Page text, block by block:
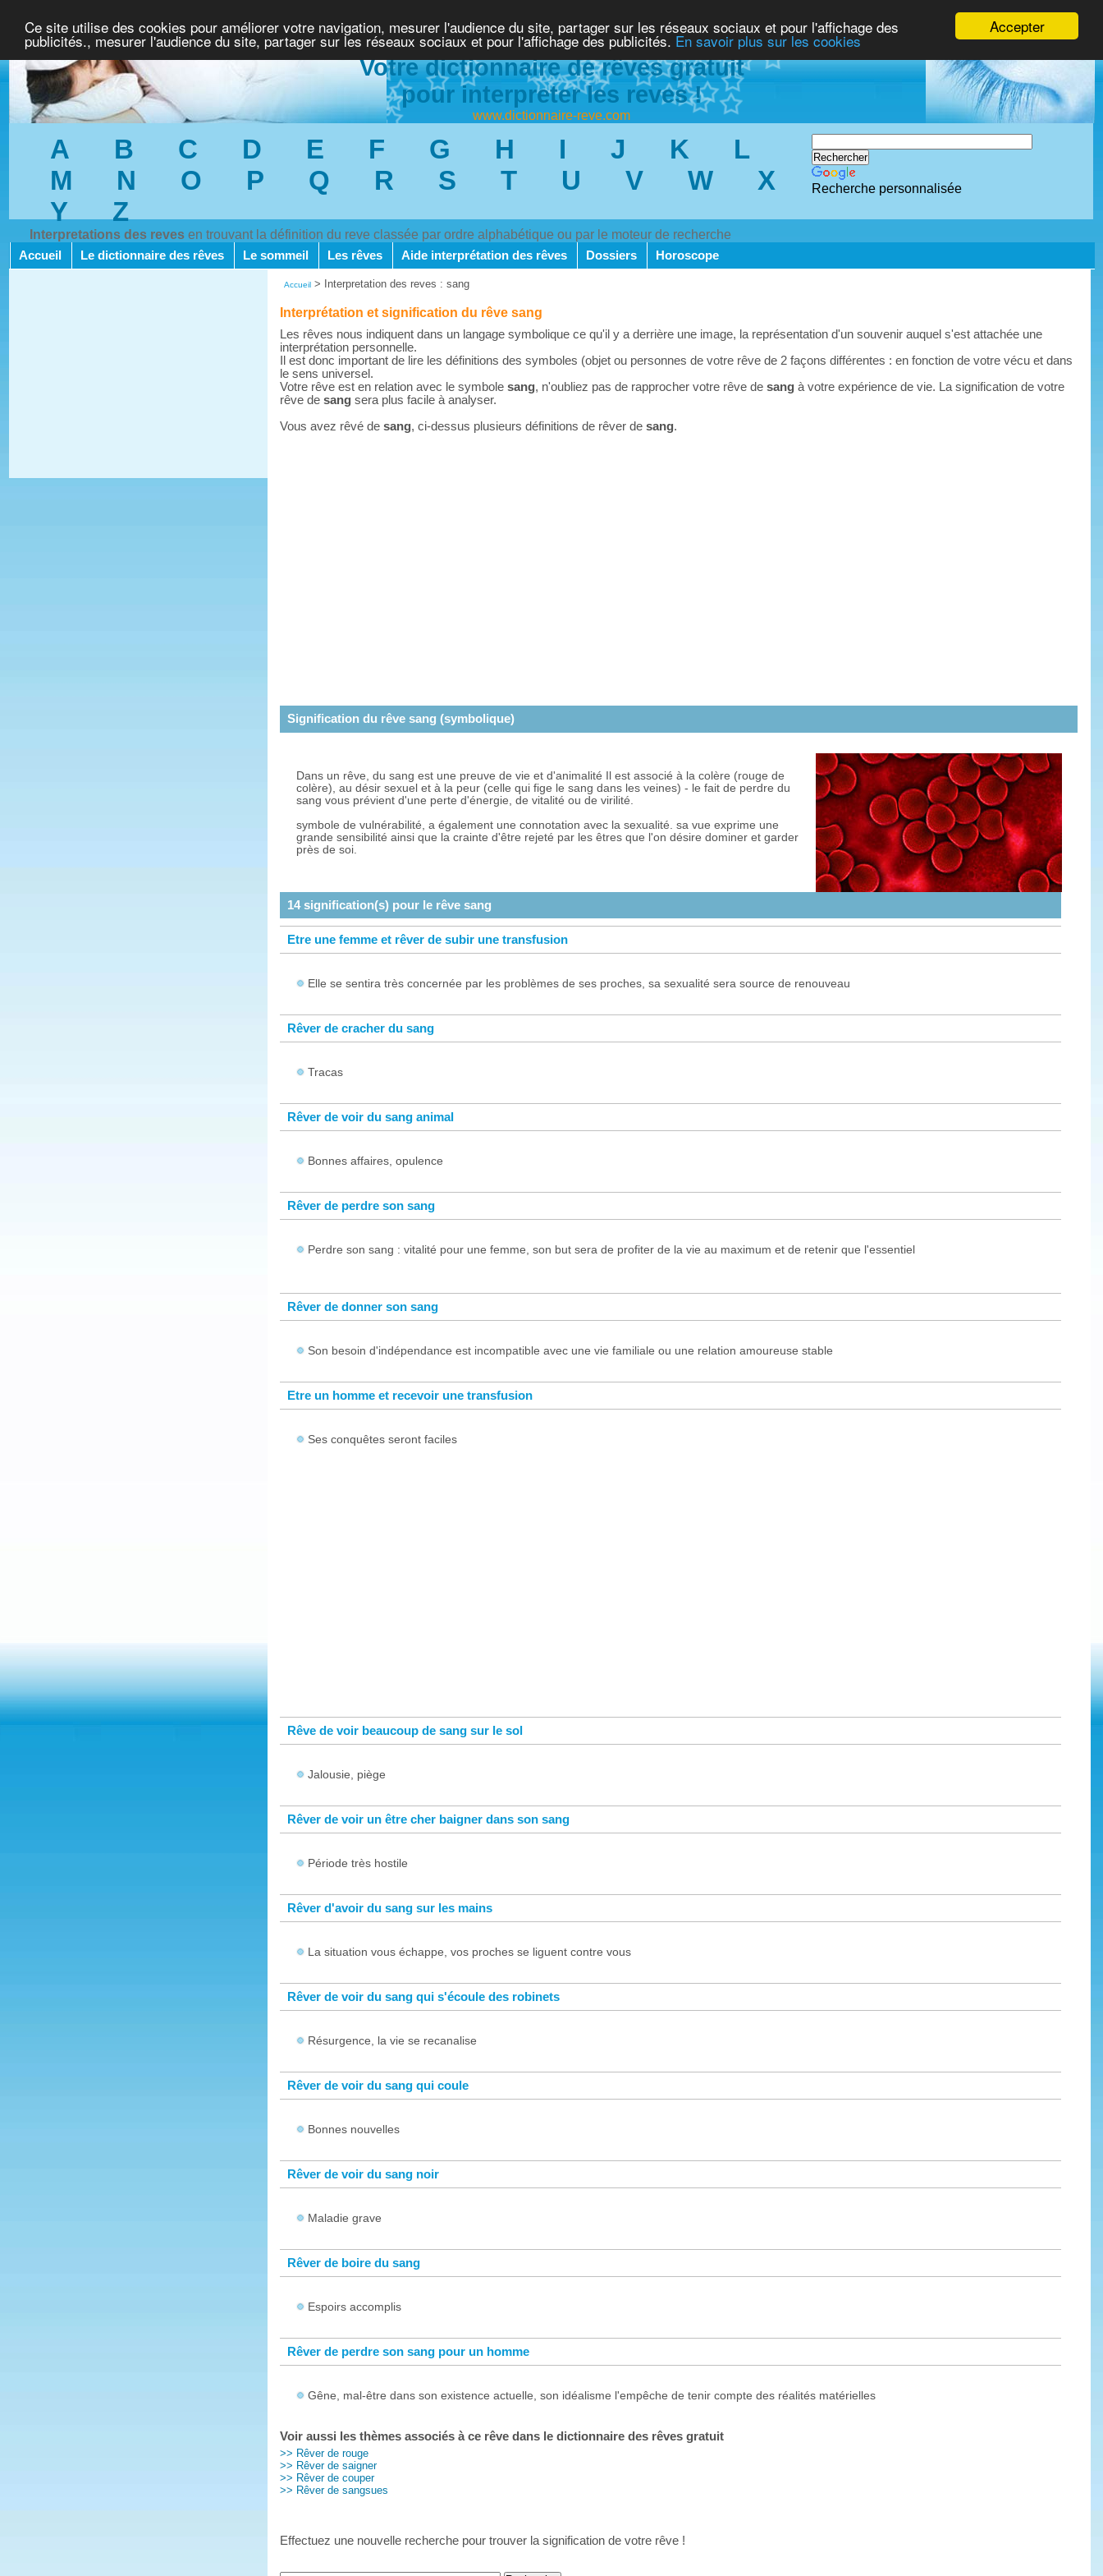
Accepter
Ce site utilise des cookies pour améliorer votre navigation, mesurer l'audience du site, partager sur les réseaux sociaux et pour l'affichage des
publicités., mesurer l'audience du site, partager sur les réseaux sociaux et pour l'affichage des publicités. En savoir plus sur les cookies
Votre dictionnaire de rêves gratuit
pour interpreter les reves !
www.dictionnaire-reve.com
A B C D E F G H I J K
L
M
N O P Q R S T U V W
X
Y
Z
Interpretations des reves en trouvant la définition du reve classée par ordre alphabétique ou par le moteur de recherche
Recherche personnalisée
Accueil Le dictionnaire des rêves Le sommeil Les rêves Aide interprétation des rêves Dossiers Horoscope
Accueil > Interpretation des reves : sang
Interprétation et signification du rêve sang
Les rêves nous indiquent dans un langage symbolique ce qu'il y a derrière une image, la représentation d'un souvenir auquel s'est attachée une
interprétation personnelle.
Il est donc important de lire les définitions des symboles (objet ou personnes de votre rêve de 2 façons différentes : en fonction de votre vécu et dans
le sens universel.
Votre rêve est en relation avec le symbolesang, n'oubliez pas de rapprocher votre rêve desang à votre expérience de vie. La signification de votre
rêve desang sera plus facile à analyser.
Vous avez rêvé desang, ci-dessus plusieurs définitions de rêver desang.
Signification du rêve sang (symbolique)
Dans un rêve, du sang est une preuve de vie et d'animalité Il est associé à la colère (rouge de
colère), au désir sexuel et à la peur (celle qui fige le sang dans les veines) - le fait de perdre du
sang vous prévient d'une perte d'énergie, de vitalité ou de virilité.
symbole de vulnérabilité, a également une connotation avec la sexualité. sa vue exprime une
grande sensibilité ainsi que la crainte d'être rejeté par les êtres que l'on désire dominer et garder
près de soi.
14signification(s) pour le rêve sang
Etre une femme et rêver de subir une transfusion
Elle se sentira très concernée par les problèmes de ses proches, sa sexualité sera source de renouveau
Rêver de cracher du sang
Tracas
Rêver de voir du sang animal
Bonnes affaires, opulence
Rêver de perdre son sang
Perdre son sang : vitalité pour une femme, son but sera de profiter de la vie au maximum et de retenir que l'essentiel
Rêver de donner son sang
Son besoin d'indépendance est incompatible avec une vie familiale ou une relation amoureuse stable
Etre un homme et recevoir une transfusion
Ses conquêtes seront faciles
Rêve de voir beaucoup de sang sur le sol
Jalousie, piège
Rêver de voir un être cher baigner dans son sang
Période très hostile
Rêver d'avoir du sang sur les mains
La situation vous échappe, vos proches se liguent contre vous
Rêver de voir du sang qui s'écoule des robinets
Résurgence, la vie se recanalise
Rêver de voir du sang qui coule
Bonnes nouvelles
Rêver de voir du sang noir
Maladie grave
Rêver de boire du sang
Espoirs accomplis
Rêver de perdre son sang pour un homme
Gêne, mal-être dans son existence actuelle, son idéalisme l'empêche de tenir compte des réalités matérielles
Voir aussi les thèmes associés à ce rêve dans le dictionnaire des rêves gratuit
>> Rêver de rouge
>> Rêver de saigner
>> Rêver de couper
>> Rêver de sangsues
Effectuez une nouvelle recherche pour trouver la signification de votre rêve !